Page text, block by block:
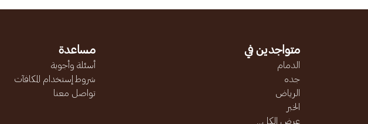
متواجدين في
الدمام
جده
الرياض
الخبر
عرض الكل...
مساعدة
أسئلة وأجوبة
شروط إستخدام المكافآت
تواصل معنا